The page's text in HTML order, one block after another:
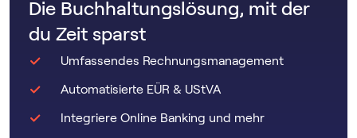
Die Buchhaltungslösung, mit der
du Zeit sparst
Umfassendes Rechnungsmanagement
Automatisierte EÜR & UStVA
Integriere Online Banking und mehr